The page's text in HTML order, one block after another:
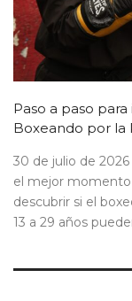
Paso a paso
Boxeando por la
30 de julio de
el mejor momento
descubrir si el
13 a 29 años